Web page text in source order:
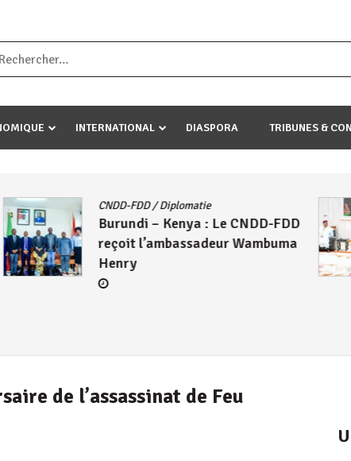
umariye umuryango wawe canke igihugu cakwibarutse
INTERNATIONAL DIASPORA TRIBUNES &
CNDD-FDD/Diplomatie
Burundi – Kenya : Le CNDD-FDD
reçoit l’ambassadeur Wambuma
Henry
de l’assassinat de Feu